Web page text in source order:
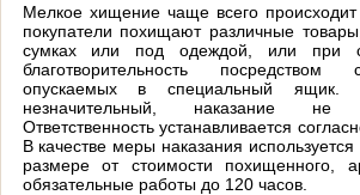
Мелкое хищение чаще всего происходит
покупатели похищают различные
сумках или под одеждой, или при
благотворительность посредством
опускаемых в специальный ящик.
незначительный, наказание не
Ответственность устанавливается
В качестве меры наказания
размере от стоимости похищенного,
обязательные работы до 120 часов.